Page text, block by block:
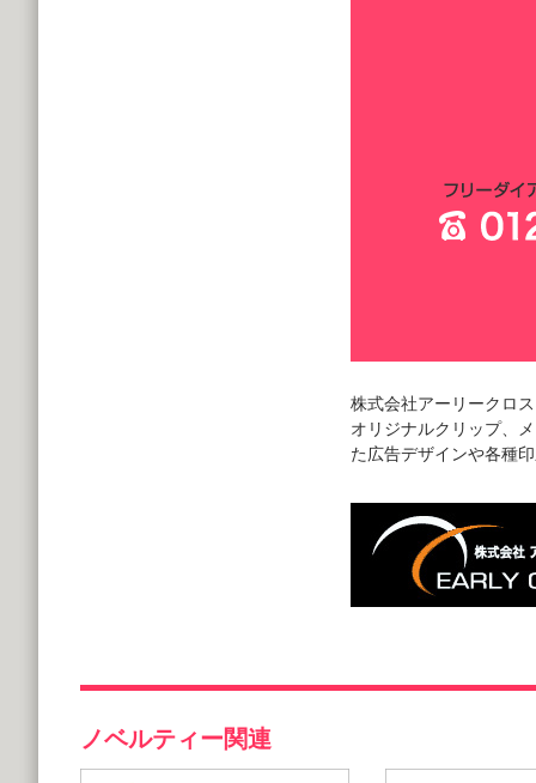
株式会社アーリークロ
オリジナルクリップ、
た広告デザインや各種
ノベルティー関連